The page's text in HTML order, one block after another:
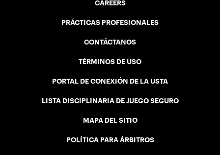
CAREERS
PRÁCTICAS PROFESIONALES
CONTÁCTANOS
TÉRMINOS DE USO
PORTAL DE CONEXIÓN DE LA USTA
LISTA DISCIPLINARIA DE JUEGO SEGURO
MAPA DEL SITIO
POLÍTICA PARA ÁRBITROS